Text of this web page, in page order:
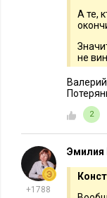
А те,
не
2
+1788
Эмилия